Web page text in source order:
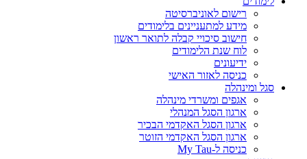
רישום לאוניברסיטה
מידע למתעניינים בלימודים
חישוב סיכויי קבלה לתואר ראשון
לוח שנת הלימודים
ידיעונים
כניסה לאזור האישי
סגל ומינהלה
אגפים ומשרדי מינהלה
ארגון הסגל המנהלי
ארגון הסגל האקדמי הבכיר
ארגון הסגל האקדמי הזוטר
כניסה ל-My Tau